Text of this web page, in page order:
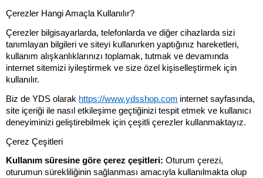
Çerezler Hangi Amaçla Kullanılır?
Çerezler bilgisayarlarda, telefonlarda ve diğer cihazlarda sizi
tanımlayan bilgileri ve siteyi kullanırken yaptığınız hareketleri,
kullanım alışkanlıklarınızı toplamak, tutmak ve devamında
internet sitemizi iyileştirmek ve size özel kişiselleştirmek için
kullanılır.
Biz de YDS olarak https://www.ydsshop.com internet sayfasında,
site içeriği ile nasıl etkileşime geçtiğinizi tespit etmek ve kullanıcı
deneyiminizi geliştirebilmek için çeşitli çerezler kullanmaktayız.
Çerez Çeşitleri
Kullanım süresine göre çerez çeşitleri: Oturum çerezi,
oturumun sürekliliğinin sağlanması amacıyla kullanılmakta olup